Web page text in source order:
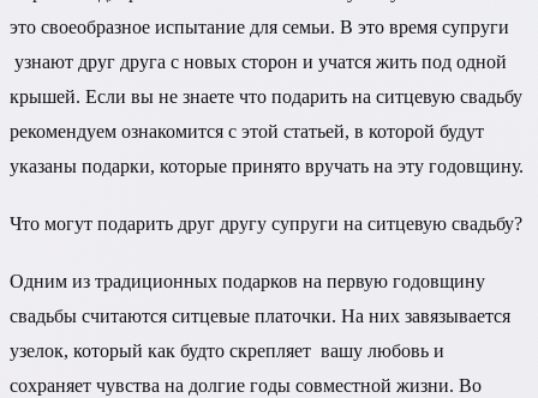
это своеобразное испытание для семьи. В это время супруги
узнают друг друга с новых сторон и учатся жить под одной
крышей. Если вы не знаете что подарить на ситцевую свадьбу
рекомендуем ознакомится с этой статьей, в которой будут
указаны подарки, которые принято вручать на эту годовщину.
Что могут подарить друг другу супруги на ситцевую свадьбу?
Одним из традиционных подарков на первую годовщину
свадьбы считаются ситцевые платочки. На них завязывается
узелок, который как будто скрепляет вашу любовь и
сохраняет чувства на долгие годы совместной жизни. Во